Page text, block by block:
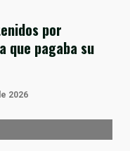
por
que pagaba su
2026